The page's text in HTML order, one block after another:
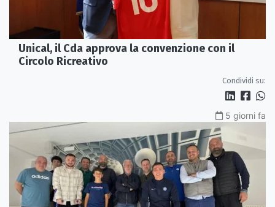
Unical, il Cda approva la convenzione con il
Circolo Ricreativo
Condividi su:
5 giorni fa